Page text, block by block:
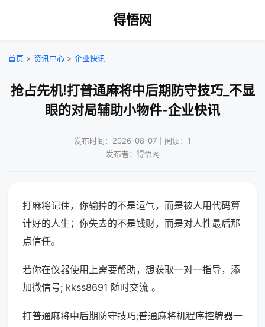
得悟网
首页 > 资讯中心 > 企业快讯
抢占先机!打普通麻将中后期防守技巧_不显
眼的对局辅助小物件-企业快讯
发布时间：2026-08-07｜阅读：1
发布者：得悟网
打麻将记住，你输掉的不是运气，而是被人用代码算
计好的人生；你失去的不是钱财，而是对人性最后那
点信任。
若你在仪器使用上需要帮助，想获取一对一指导，添
加微信号; kkss8691 随时交流 。
打普通麻将中后期防守技巧;普通麻将机程序控牌器一